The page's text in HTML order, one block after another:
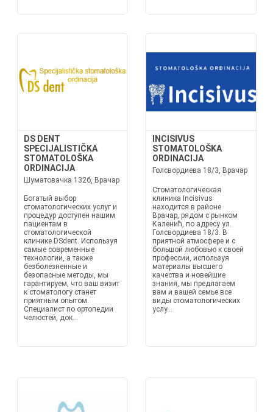
DS DENT
SPECIJALISTIČKA
STOMATOLOŠKA
ORDINACIJA
Шуматовачка 132б, Врачар
Богатый выбор
стоматологических услуг и
процедур доступен нашим
пациентам в
стоматологической
клинике DSdent. Используя
самые современные
технологии, а также
безболезненные и
безопасные методы, мы
гарантируем, что ваш визит
к стоматологу станет
приятным опытом.
Специалист по ортопедии
челюстей, док...
INCISIVUS
STOMATOLOŠKA
ORDINACIJA
Голсвордиева 18/3, Врачар
Стоматологическая
клиника Incisivus
находится в районе
Врачар, рядом с рынком
Каленић, по адресу ул.
Голсвордиева 18/3. В
приятной атмосфере и с
большой любовью к своей
профессии, используя
материалы высшего
качества и новейшие
знания, мы предлагаем
вам и вашей семье все
виды стоматологических
услу...